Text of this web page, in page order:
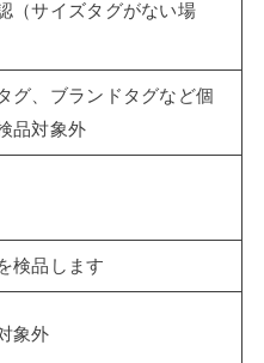
（サイズタグがない場
グ、ブランドタグなど個
品対象外
検品します
象外